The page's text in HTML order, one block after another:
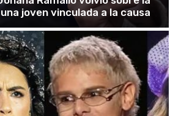
joven vinculada a la causa